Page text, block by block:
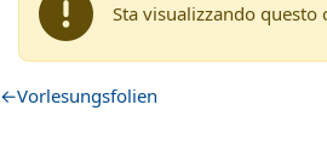
Sta visualizzando questo
Schema della sezione
←Vorlesungsfolien